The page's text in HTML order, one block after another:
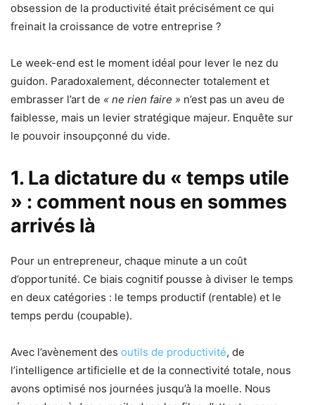
obsession de la productivité était précisément ce qui
freinait la croissance de votre entreprise ?
Le week-end est le moment idéal pour lever le nez du
guidon. Paradoxalement, déconnecter totalement et
embrasser l’art de « ne rien faire » n’est pas un aveu de
faiblesse, mais un levier stratégique majeur. Enquête sur
le pouvoir insoupçonné du vide.
1. La dictature du « temps utile
» : comment nous en sommes
arrivés là
Pour un entrepreneur, chaque minute a un coût
d’opportunité. Ce biais cognitif pousse à diviser le temps
en deux catégories : le temps productif (rentable) et le
temps perdu (coupable).
Avec l’avènement des outils de productivité, de
l’intelligence artificielle et de la connectivité totale, nous
avons optimisé nos journées jusqu’à la moelle. Nous